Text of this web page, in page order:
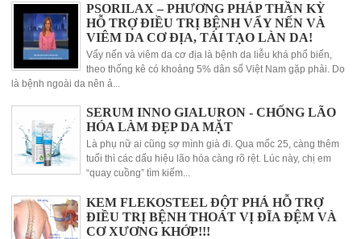
PSORILAX – PHƯƠNG PHÁP THẦN KỲ
HỖ TRỢ ĐIỀU TRỊ BỆNH VẨY NẾN VÀ
VIÊM DA CƠ ĐỊA, TÁI TẠO LÀN DA!
Vẩy nến và viêm da cơ địa là bệnh da liễu khá phổ biến,
theo thống kê có khoảng 5% dân số Việt Nam gặp phải. Do
là bệnh ngoài da nên ả...
SERUM INNO GIALURON - CHỐNG LÃO
HÓA LÀM ĐẸP DA MẶT
Là phụ nữ ai cũng sợ mình già đi. Qua mốc 25, càng thêm
tuổi thì các dấu hiệu lão hóa càng rõ rệt. Lúc này, chị em
“quay cuồng” tìm kiếm...
KEM FLEKOSTEEL ĐỘT PHÁ HỖ TRỢ
ĐIỀU TRỊ BỆNH THOÁT VỊ ĐĨA ĐỆM VÀ
CƠ XƯƠNG KHỚP!!!